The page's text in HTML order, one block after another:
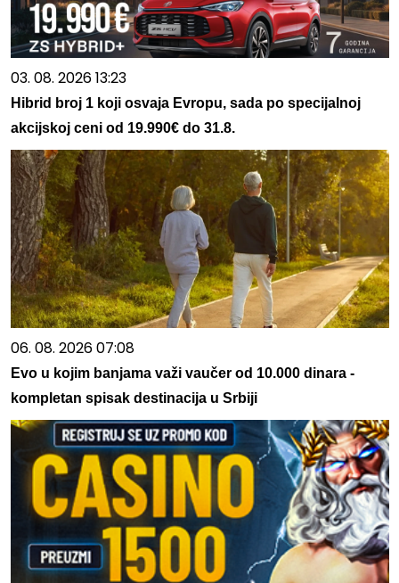
03. 08. 2026 13:23
Hibrid broj 1 koji osvaja Evropu, sada po specijalnoj
akcijskoj ceni od 19.990€ do 31.8.
06. 08. 2026 07:08
Evo u kojim banjama važi vaučer od 10.000 dinara -
kompletan spisak destinacija u Srbiji